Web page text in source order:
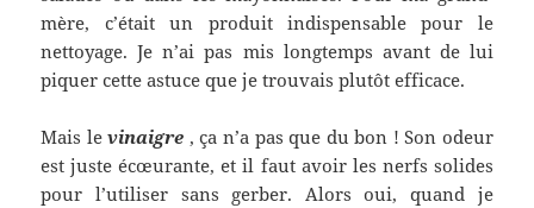
mère, c’était un produit indispensable pour le
nettoyage. Je n’ai pas mis longtemps avant de lui
piquer cette astuce que je trouvais plutôt efficace.
Mais levinaigre , ça n’a pas que du bon ! Son odeur
est juste écœurante, et il faut avoir les nerfs solides
pour l’utiliser sans gerber. Alors oui, quand je